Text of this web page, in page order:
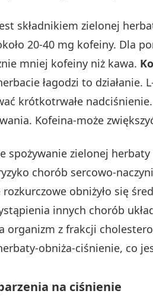
składnikiem zielonej
20-40 mg kofeiny. Dla
mniej kofeiny niż kawa.
łagodzi to
krótkotrwałe
Kofeina-może
spożywanie zielonej
chorób sercowo-
rozkurczowe obniżyło się
innych chorób
organizm z frakcji
obniża-ciśnienie, co
na ciśnienie